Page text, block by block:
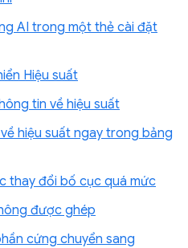
AI trong một thẻ cài đặt
Hiệu suất
tin về hiệu suất
hiệu suất ngay trong bảng
thay đổi bố cục quá mức
được ghép
cứng chuyển sang